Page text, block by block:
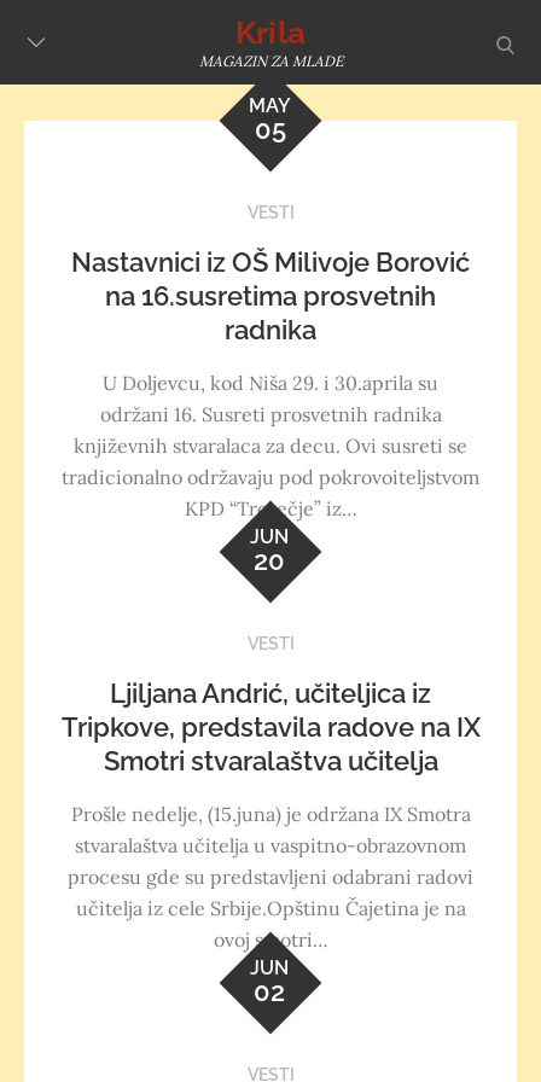
Krila
MAGAZIN ZA MLADE
MAY
05
VESTI
Nastavnici iz OŠ Milivoje Borović
na 16.susretima prosvetnih
radnika
U Doljevcu, kod Niša 29. i 30.aprila su
održani 16. Susreti prosvetnih radnika
književnih stvaralaca za decu. Ovi susreti se
tradicionalno održavaju pod pokrovoiteljstvom
KPD “Trorečje” iz…
JUN
20
VESTI
Ljiljana Andrić, učiteljica iz
Tripkove, predstavila radove na IX
Smotri stvaralaštva učitelja
Prošle nedelje, (15.juna) je održana IX Smotra
stvaralaštva učitelja u vaspitno-obrazovnom
procesu gde su predstavljeni odabrani radovi
učitelja iz cele Srbije.Opštinu Čajetina je na
ovoj smotri…
JUN
02
VESTI